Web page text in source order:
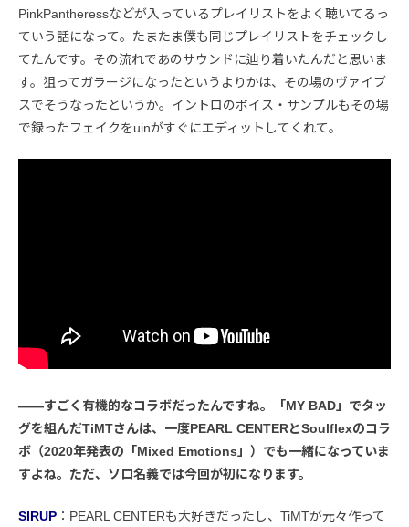
PinkPantheressなどが入っているプレイリストをよく聴いてるっ
ていう話になって。たまたま僕も同じプレイリストをチェックし
てたんです。その流れであのサウンドに辿り着いたんだと思いま
す。狙ってガラージになったというよりかは、その場のヴァイブ
スでそうなったというか。イントロのボイス・サンプルもその場
で録ったフェイクをuinがすぐにエディットしてくれて。
――すごく有機的なコラボだったんですね。「MY BAD」でタッ
グを組んだTiMTさんは、一度PEARL CENTERとSoulflexのコラ
ボ（2020年発表の「Mixed Emotions」）でも一緒になっていま
すよね。ただ、ソロ名義では今回が初になります。
SIRUP ：PEARL CENTERも大好きだったし、TiMTが元々作って